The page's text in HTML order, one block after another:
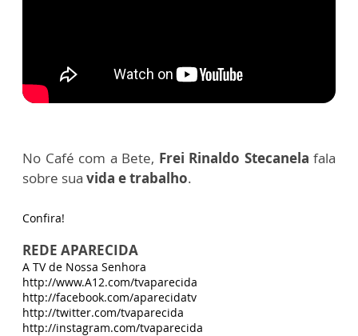
No Café com a Bete, Frei Rinaldo Stecanela fala
sobre sua vida e trabalho.
Confira!
REDE APARECIDA
A TV de Nossa Senhora
http://www.A12.com/tvaparecida
http://facebook.com/aparecidatv
http://twitter.com/tvaparecida
http://instagram.com/tvaparecida